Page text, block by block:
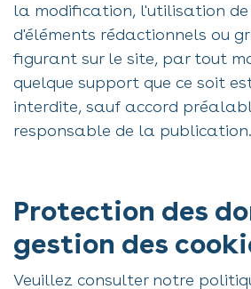
la modification, l'utilisation
d'éléments rédactionnels ou
figurant sur le site, par tout
quelque support que ce soit
interdite, sauf accord
responsable de la publication.
Protection des
gestion des
Veuillez consulter notre